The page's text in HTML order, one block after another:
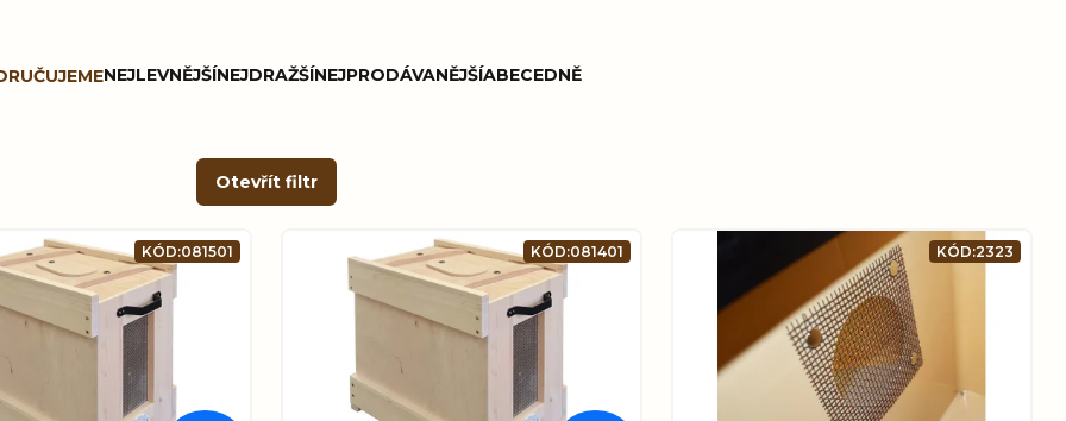
NEJLEVNĚJŠÍNEJDRAŽŠÍNEJPRODÁVANĚJŠÍABECEDNĚ
Otevřít filtr
KÓD:081501 KÓD:081401 KÓD:2323